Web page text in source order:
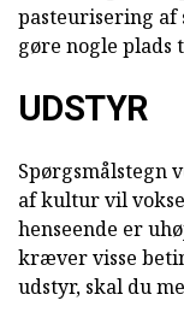
pasteurisering af
gøre nogle plads
UDSTYR
Spørgsmålstegn
af kultur vil
henseende er
kræver visse
udstyr, skal du